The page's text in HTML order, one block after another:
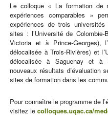
Le colloque « La formation de
expériences comparables »
expériences de trois
sites : l’Université de Colombie-
Victoria et à Prince-Georges),
délocalisée à Trois-Rivières) et
délocalisée à Saguenay et à
nouveaux résultats d’évaluation
sites de formation dans les
Pour connaître le programme de
visitez le colloques.uqac.ca/